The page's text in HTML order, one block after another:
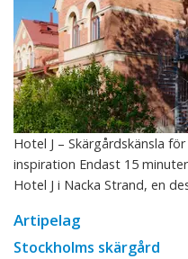
Hotel J – Skärgårdskänsla
inspiration Endast 15
Hotel J i Nacka Strand, en
Artipelag
Stockholms skärgård